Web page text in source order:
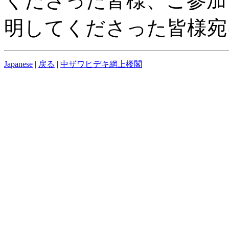
明してくださった皆様
Japanese | 戻る | 中ザワヒデキ網上楼閣